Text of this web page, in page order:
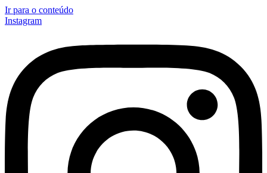
Ir para o conteúdo
Instagram